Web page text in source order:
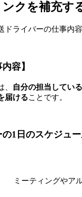
ンクを補充す
ドライバーの仕事内
容】
自分の担当してい
届けることです。
1日のスケジュー
ミーティングやア